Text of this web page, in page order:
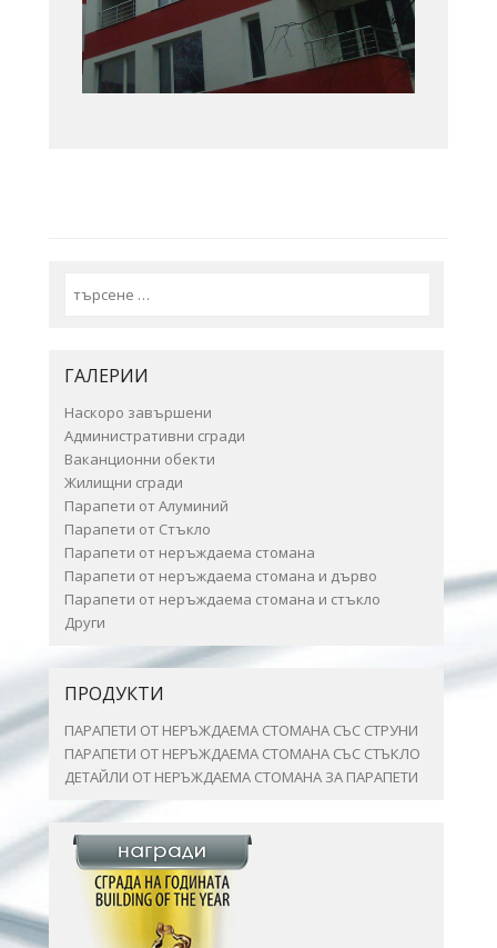
ГАЛЕРИИ
Наскоро завършени
Административни сгради
Ваканционни обекти
Жилищни сгради
Парапети от Алуминий
Парапети от Стъкло
Парапети от неръждаема стомана
Парапети от неръждаема стомана и дърво
Парапети от неръждаема стомана и стъкло
Други
ПРОДУКТИ
ПАРАПЕТИ ОТ НЕРЪЖДАЕМА СТОМАНА СЪС СТРУНИ
ПАРАПЕТИ ОТ НЕРЪЖДАЕМА СТОМАНА СЪС СТЪКЛО
ДЕТАЙЛИ ОТ НЕРЪЖДАЕМА СТОМАНА ЗА ПАРАПЕТИ